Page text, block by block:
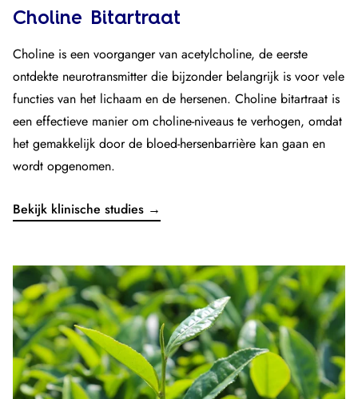
Choline Bitartraat
Choline is een voorganger van acetylcholine, de eerste
ontdekte neurotransmitter die bijzonder belangrijk is voor vele
functies van het lichaam en de hersenen. Choline bitartraat is
een effectieve manier om choline-niveaus te verhogen, omdat
het gemakkelijk door de bloed-hersenbarrière kan gaan en
wordt opgenomen.
Bekijk klinische studies →